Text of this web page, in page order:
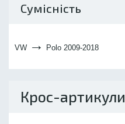
Сумісність
VW → Polo 2009-2018
Крос-артикули